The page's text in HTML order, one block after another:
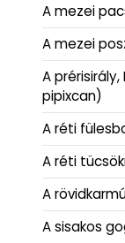
A mezei
A mezei
A
pipixcan)
A réti
A réti
A
A sisakos